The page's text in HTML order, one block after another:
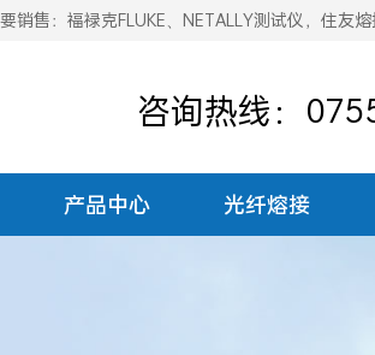
售：福禄克FLUKE、NETALLY测试仪，住友熔
咨询热线：
产品中心 光纤熔接